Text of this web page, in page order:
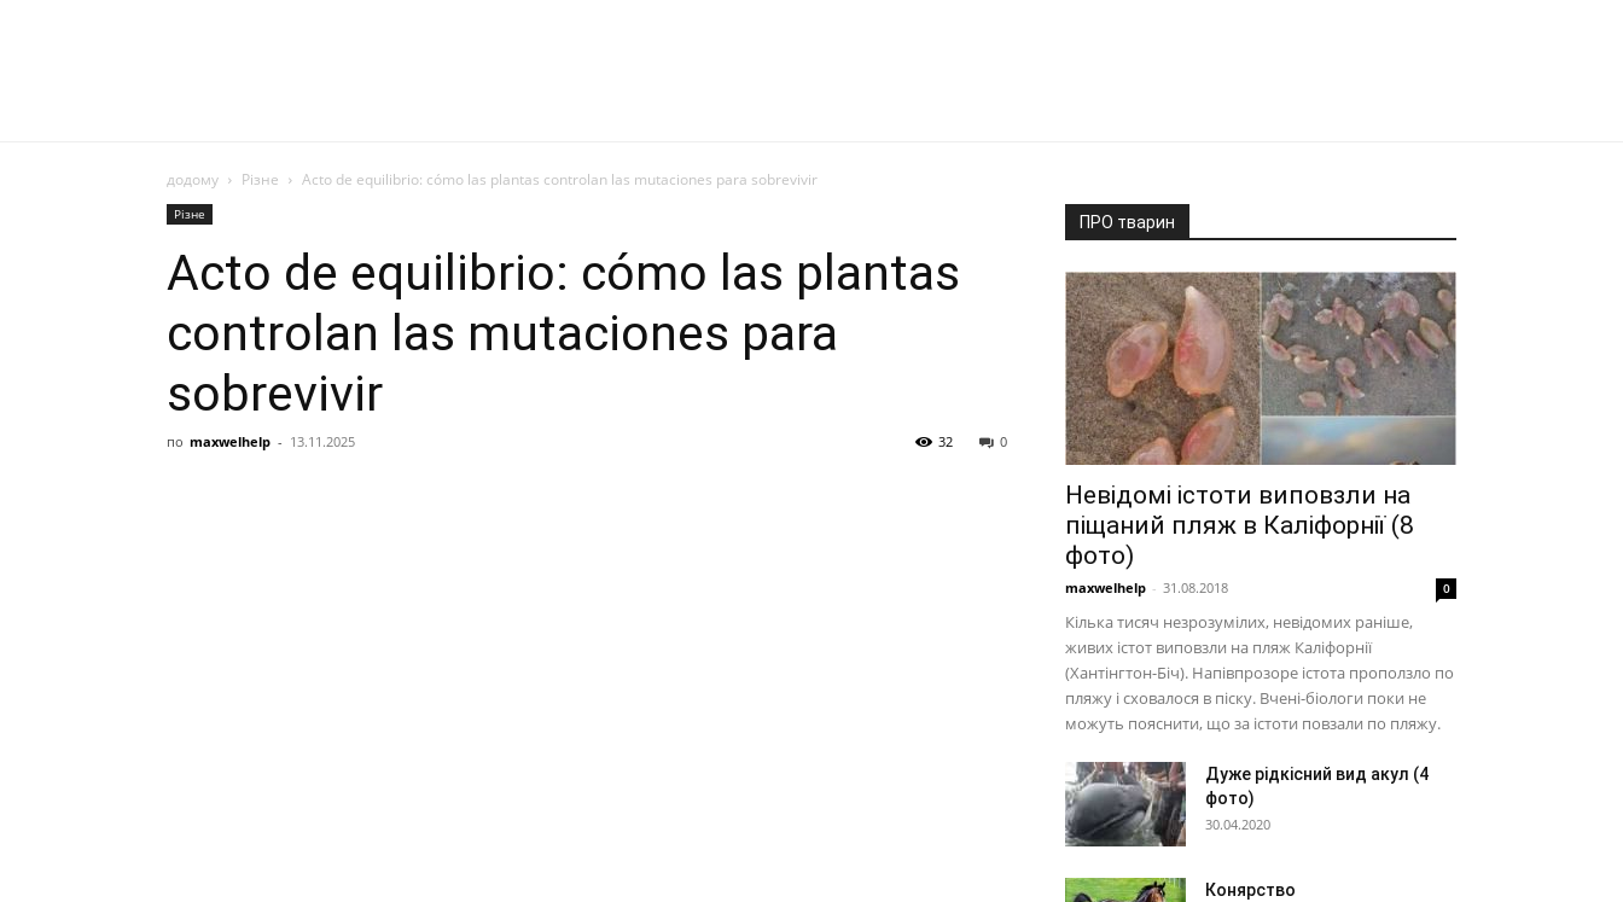
додому Різне Acto de equilibrio: cómo las plantas controlan las mutaciones para sobrevivir
Різне
Acto de equilibrio: cómo las plantas
controlan las mutaciones para
sobrevivir
по maxwelhelp - 13.11.2025 0
32
ПРО тварин
Невідомі істоти виповзли на
піщаний пляж в Каліфорнії (8
фото)
maxwelhelp - 31.08.2018 0
Кілька тисяч незрозумілих, невідомих раніше,
живих істот виповзли на пляж Каліфорнії
(Хантінгтон-Біч). Напівпрозоре істота проползло по
пляжу і сховалося в піску. Вчені-біологи поки не
можуть пояснити, що за істоти повзали по пляжу.
Дуже рідкісний вид акул (4
фото)
30.04.2020
Конярство